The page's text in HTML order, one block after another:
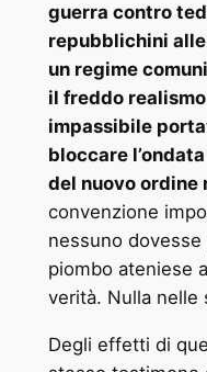
guerra contro
repubblichini
un regime
il freddo
impassibile
bloccare
del nuovo ordine
convenzione
nessuno
piombo ateniese
verità. Nulla nelle
Degli effetti di